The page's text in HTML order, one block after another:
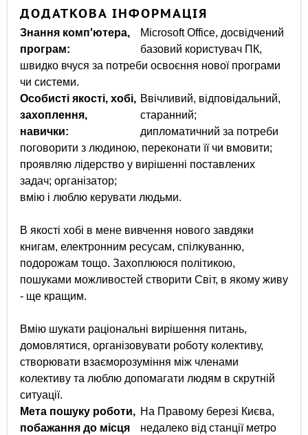
ДОДАТКОВА ІНФОРМАЦІЯ
Знання комп'ютера,
програм:
Microsoft Office, досвідчений
базовий користувач ПК,
швидко вчуся за потреби освоєння нової програми
чи системи.
Особисті якості, хобі,
захоплення,
навички:
Ввічливий, відповідальний,
старанний;
дипломатичний за потреби
поговорити з людиною, переконати її чи вмовити;
проявляю лідерство у вирішенні поставлених
задач; організатор;
вмію і люблю керувати людьми.
В якості хобі в мене вивчення нового завдяки
книгам, електронним ресусам, спілкуванню,
подорожам тощо. Захоплююся політикою,
пошуками можливостей створити Світ, в якому живу
- ще кращим.
Вмію шукати раціональні вирішення питань,
домовлятися, організовувати роботу колективу,
створювати взаєморозуміння між членами
колективу та люблю допомагати людям в скрутній
Мета пошуку роботи,
побажання до місця
На Правому березі Києва,
недалеко від станції метро